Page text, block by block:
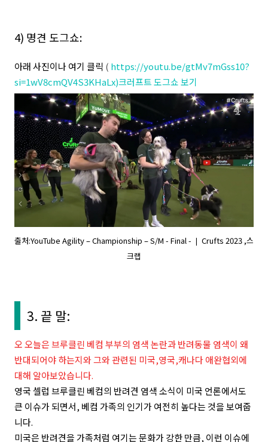
4) 명견 도그쇼:
아래 사진이나 여기 클릭 ( https://youtu.be/gtMv7mGss10?
si=1wV8cmQV4S3KHaLx)크러프트 도그쇼 보기
출처:YouTube Agility – Championship – S/M - Final - ❘ ​Crufts 2023 ,스
크랩
3. 끝 말:
오오늘은 브루클린 베컴 부부의 염색 논란과 반려동물 염색이 왜
반대되어야 하는지와 그와 관련된 미국,영국,캐나다 애완협외에
대해 알아보았습니다.
영국 셀럽 브루클린 베컴의 반려견 염색 소식이 미국 언론에서도
큰 이슈가 되면서, 베컴 가족의 인기가 여전히 높다는 것을 보여줍
니다.
미국은 반려견을 가족처럼 여기는 문화가 강한 만큼, 이런 이슈에